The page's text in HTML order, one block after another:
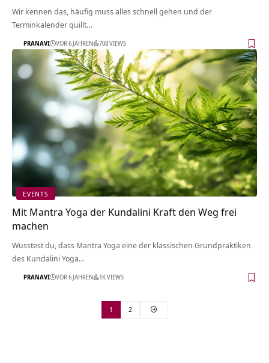
Wir kennen das, häufig muss alles schnell gehen und der
Terminkalender quillt…
PRANAVI VOR 6 JAHREN 708 VIEWS
EVENTS
Mit Mantra Yoga der Kundalini Kraft den Weg frei
machen
Wusstest du, dass Mantra Yoga eine der klassischen Grundpraktiken
des Kundalini Yoga…
PRANAVI VOR 6 JAHREN 1K VIEWS
1 2